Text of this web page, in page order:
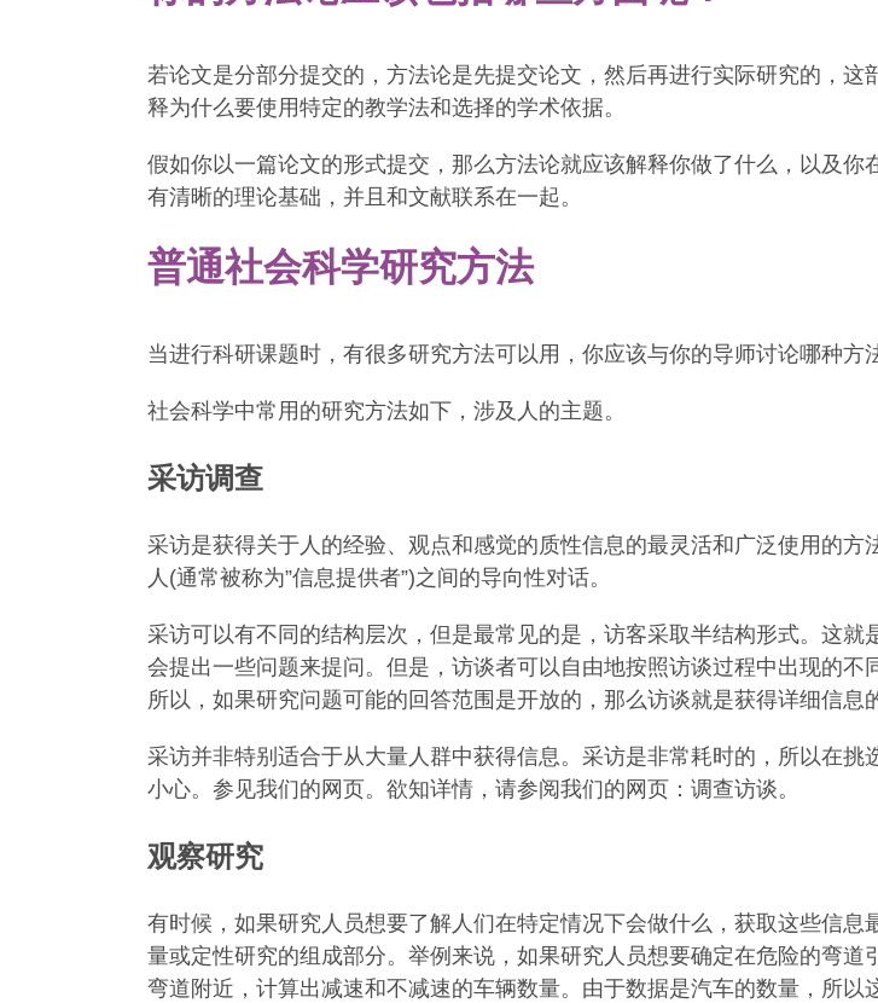
若论文是分部分提交的，方法论是先提交论文，然后再进行实际研究的，
释为什么要使用特定的教学法和选择的学术依据。
假如你以一篇论文的形式提交，那么方法论就应该解释你做了什么，以及
有清晰的理论基础，并且和文献联系在一起。
普通社会科学研究方法
当进行科研课题时，有很多研究方法可以用，你应该与你的导师讨论哪种方
社会科学中常用的研究方法如下，涉及人的主题。
采访调查
采访是获得关于人的经验、观点和感觉的质性信息的最灵活和广泛使用的
人(通常被称为”信息提供者”)之间的导向性对话。
采访可以有不同的结构层次，但是最常见的是，访客采取半结构形式。这
会提出一些问题来提问。但是，访谈者可以自由地按照访谈过程中出现的不
所以，如果研究问题可能的回答范围是开放的，那么访谈就是获得详细信息
采访并非特别适合于从大量人群中获得信息。采访是非常耗时的，所以在
小心。参见我们的网页。欲知详情，请参阅我们的网页：调查访谈。
观察研究
有时候，如果研究人员想要了解人们在特定情况下会做什么，获取这些信
量或定性研究的组成部分。举例来说，如果研究人员想要确定在危险的弯
弯道附近，计算出减速和不减速的车辆数量。由于数据是汽车的数量，所以